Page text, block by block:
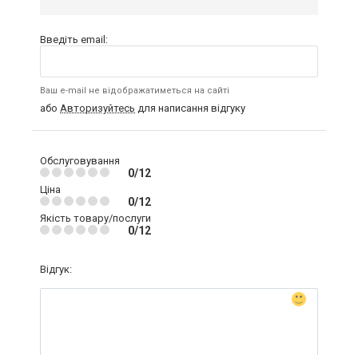
Введіть email:
Ваш e-mail не відображатиметься на сайті
або Авторизуйтесь для написання відгуку
Обслуговування
0/12
Ціна
0/12
Якість товару/послуги
0/12
Відгук: